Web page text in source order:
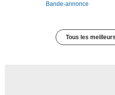
Bande-annonce
Tous les